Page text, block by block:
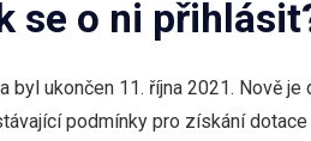
se o ni
ukončen 11. října 2021. Nově
podmínky pro získání